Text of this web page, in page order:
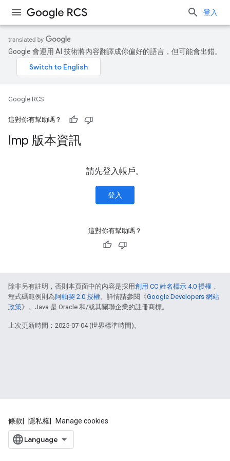
登入
Google 會運用 AI 技術將內容翻譯成你偏好的語言，但可能會出錯。
Google RCS
這對你有幫助嗎？
Imp 版本資訊
請先登入帳戶。
登入
這對你有幫助嗎？
除非另有註明，否則本頁面中的內容是採用創用 CC 姓名標示 4.0 授權 ，
程式碼範例則為阿帕契 2.0 授權。詳情請參閱《Google Developers 網站
政策》。Java 是 Oracle 和/或其關聯企業的註冊商標。
上次更新時間：2025-07-04 (世界標準時間)。
條款 隱私權 Manage cookies